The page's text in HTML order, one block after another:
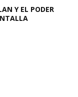
Y EL PODER